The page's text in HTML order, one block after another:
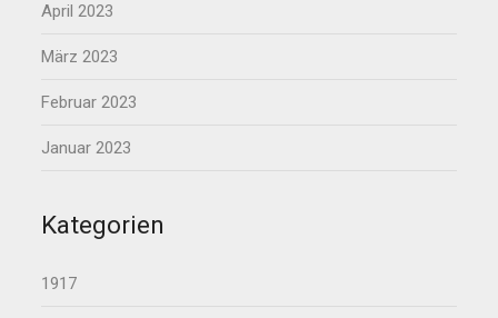
April 2023
März 2023
Februar 2023
Januar 2023
Kategorien
1917